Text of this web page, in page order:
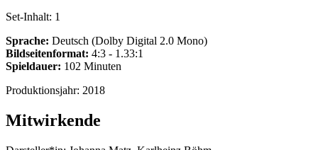
Set-Inhalt: 1
Sprache: Deutsch (Dolby Digital 2.0 Mono)
Bildseitenformat: 4:3 - 1.33:1
Spieldauer: 102 Minuten
Produktionsjahr: 2018
Mitwirkende